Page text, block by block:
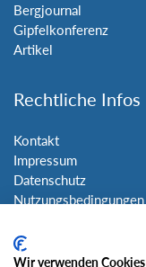
Bergjournal
Gipfelkonferenz
Artikel
Rechtliche Infos
Kontakt
Impressum
Datenschutz
Nutzungsbedingungen
Wir verwenden Cookies